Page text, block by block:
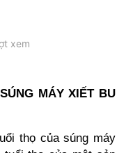
xem
MÁY XIẾT BU
thọ của súng máy